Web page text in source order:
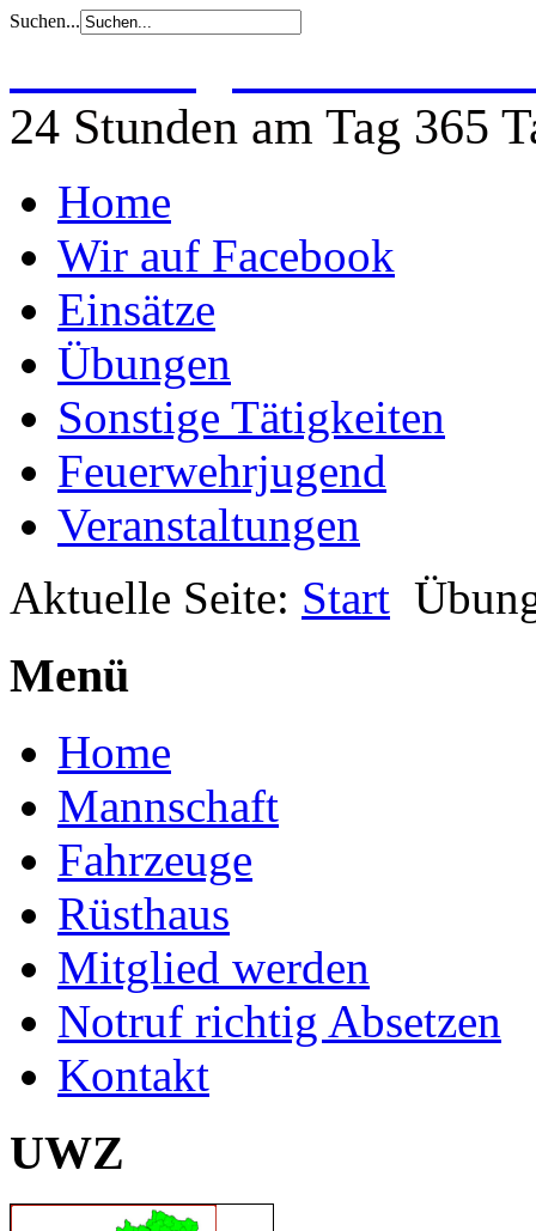
Suchen...
24 Stunden am Tag 365
Home
Wir auf Facebook
Einsätze
Übungen
Sonstige Tätigkeiten
Feuerwehrjugend
Veranstaltungen
Aktuelle Seite: Start
Menü
Home
Mannschaft
Fahrzeuge
Rüsthaus
Mitglied werden
Notruf richtig Absetzen
Kontakt
UWZ